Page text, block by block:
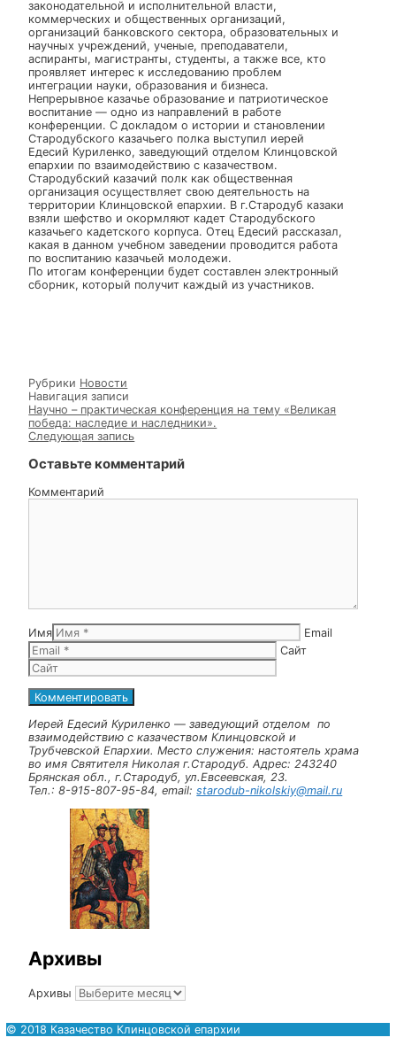
20 декабря, 2019 отadmin
Федеральное государственное бюджетное
образовательное учреждение высшего образования
«Московский государственный университет
технологий и управления им. К.Г. Разумовского
(Первый казачий университет)» Брянский областной
казачий институт технологий и управления (филиал в
г.Унеча) и Тверской казачий технологический
(филиал) 19 ноября 2019 года провели II
Международную научно-практическую конференцию
«Интеграция науки, образования и бизнеса — пути
развития образования XXI века».
Конференция проходила в г.Унеча и к участию в ней
были приглашены представители органов
законодательной и исполнительной власти,
коммерческих и общественных организаций,
организаций банковского сектора, образовательных
научных учреждений, ученые, преподаватели,
конференции. С докладом о истории и становлении
Стародубского казачьего полка выступил иерей
Едесий Куриленко, заведующий отделом
епархии по взаимодействию с казачеством.
Стародубский казачий полк как общественная
организация осуществляет свою деятельность на
территории Клинцовской епархии. В г.Стародуб
взяли шефство и окормляют кадет Стародубского
РубрикиНовости
Навигация записи
Научно – практическая конференция на тему «Великая
победа: наследие и наследники».
Следующая запись
Оставьте комментарий
Комментарий